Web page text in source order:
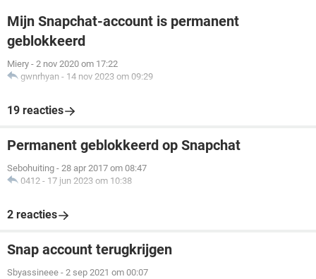
Mijn Snapchat-account is permanent
geblokkeerd
Miery - 2 nov 2020 om 17:22
gwnrhyan - 14 nov 2023 om 09:29
19 reacties
Permanent geblokkeerd op Snapchat
Sebohuiting - 28 apr 2017 om 08:47
0412 - 17 jun 2023 om 10:38
2 reacties
Snap account terugkrijgen
Sbyassineee - 2 sep 2021 om 00:07